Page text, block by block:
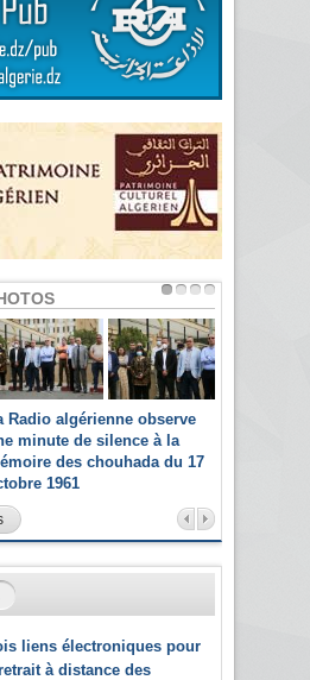
Radio algérienne observe
minute de silence à la
des chouhada du 17
1961
liens électroniques pour
à distance des